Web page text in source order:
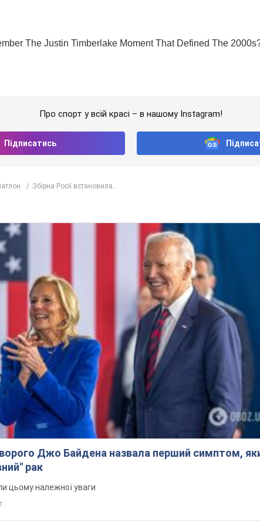
Про спорт у всій красі – в нашому Instagram!
Підписатись
Збірна Росії встановила...
Джо Байдена назвала перший симптом,
рак
цьому належної уваги